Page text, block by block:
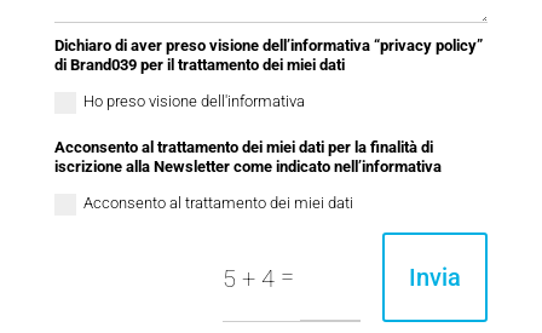
Dichiaro di aver preso visione dell’informativa “privacy policy”
di Brand039 per il trattamento dei miei dati
Ho preso visione dell'informativa
Acconsento al trattamento dei miei dati per la finalità di
iscrizione alla Newsletter come indicato nell’informativa
Acconsento al trattamento dei miei dati
5 + 4 = Invia